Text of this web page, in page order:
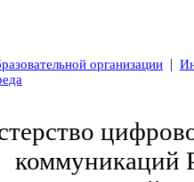
организации |
коммуникаций